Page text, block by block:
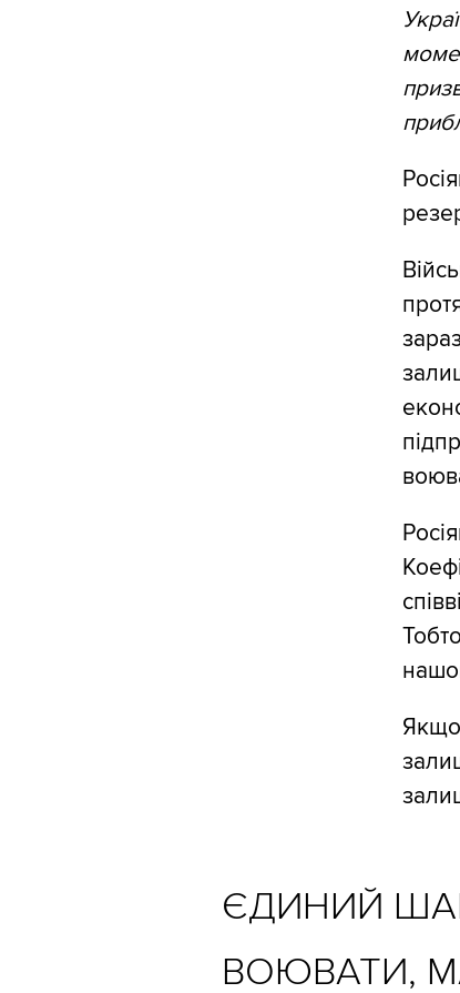
Якщо
ЄДИНИЙ
ВОЮВАТИ,